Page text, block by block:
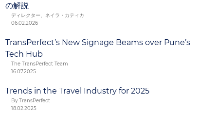
の解説
ディレクター、ネイラ・カティカ
06.02.2026
TransPerfect’s New Signage Beams over Pune’s
Tech Hub
The TransPerfect Team
16.07.2025
Trends in the Travel Industry for 2025
By TransPerfect
18.02.2025